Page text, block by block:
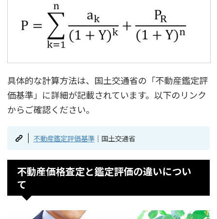
具体的な計算方法は、国土交通省の「不動産鑑定評
価基準」に詳細が記載されています。以下のリンク
からご確認ください。
不動産鑑定評価基準｜国土交通省
不動産価格査定と鑑定評価の違いについ
て